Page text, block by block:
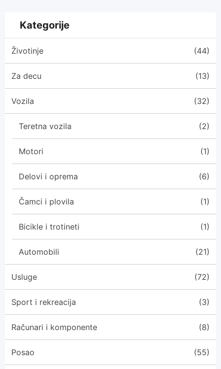
Kategorije
Životinje (44)
Za decu (13)
Vozila (32)
Teretna vozila (2)
Motori (1)
Delovi i oprema (6)
Čamci i plovila (1)
Bicikle i trotineti (1)
Automobili (21)
Usluge (72)
Sport i rekreacija (3)
Računari i komponente (8)
Posao (55)